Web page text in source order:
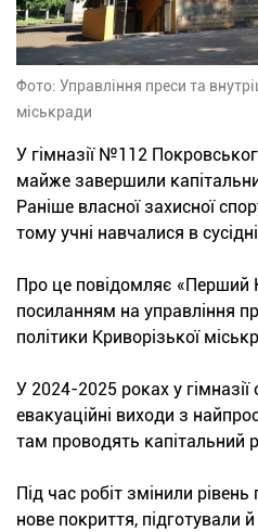
Фото: Управління преси та
міськради
У гімназії №112
майже завершили
Раніше власної захисної
тому учні навчалися в
Про це повідомляє «Перший
посиланням на управління
політики Криворізької
У 2024-2025 роках у
евакуаційні виходи з
там проводять капітальний
Під час робіт змінили
нове покриття, підготували